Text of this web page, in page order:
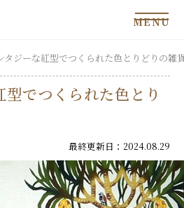
MENU
タジーな紅型でつくられた色とりどりの雑
型でつくられた色とり
最終更新日：2024.08.29